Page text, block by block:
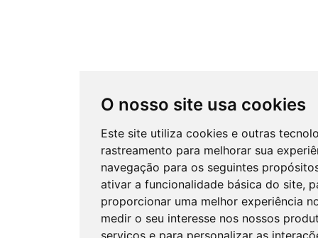
O nosso site usa cookies
Este site utiliza cookies e outras
rastreamento para melhorar sua
navegação para os seguintes
ativar a funcionalidade básica do site,
proporcionar uma melhor experiência
medir o seu interesse nos nossos
serviços e para personalizar as